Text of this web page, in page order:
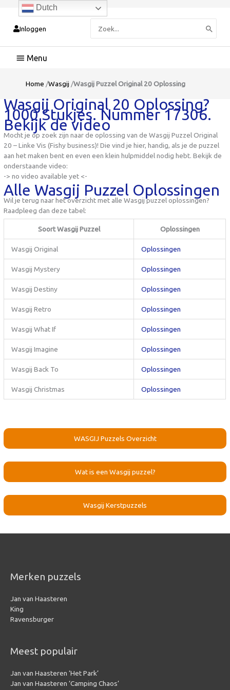
Inloggen
naar:
Hoofdmenu
Home /Wasgij /Wasgij Puzzel Original 20 Oplossing
Wasgij Original 20 Oplossing?
1000 Stukjes. Nummer 17306.
Bekijk de video
Mocht je op zoek zijn naar de oplossing van de Wasgij Puzzel Original
20 – Linke Vis (Fishy business)! Die vind je hier, handig, als je de puzzel
aan het maken bent en even een klein hulpmiddel nodig hebt. Bekijk de
onderstaande video:
-> no video available yet <-
Alle Wasgij Puzzel Oplossingen
Wil je terug naar het overzicht met alle Wasgij puzzel oplossingen?
Raadpleeg dan deze tabel:
Soort Wasgij Puzzel Oplossingen
Wasgij Original Oplossingen
Wasgij Mystery Oplossingen
Wasgij Destiny Oplossingen
Wasgij Retro Oplossingen
Wasgij What If Oplossingen
Wasgij Imagine Oplossingen
Wasgij Back To Oplossingen
Wasgij Christmas Oplossingen
WASGIJ Puzzels Overzicht
Wat is een Wasgij puzzel?
Wasgij Kerstpuzzels
Merken puzzels
Jan van Haasteren
King
Ravensburger
Meest populair
Jan van Haasteren ‘Het Park’
Jan van Haasteren ‘Camping Chaos’
Dutch